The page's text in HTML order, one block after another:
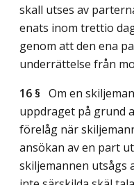
skall utses av
enats inom trettio
genom att den ena
underrättelse från
16 § Om en
uppdraget på grund
förelåg när
ansökan av en part
skiljemannen utsågs